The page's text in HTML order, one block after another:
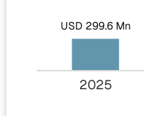
USD 299.6 Mn
2025